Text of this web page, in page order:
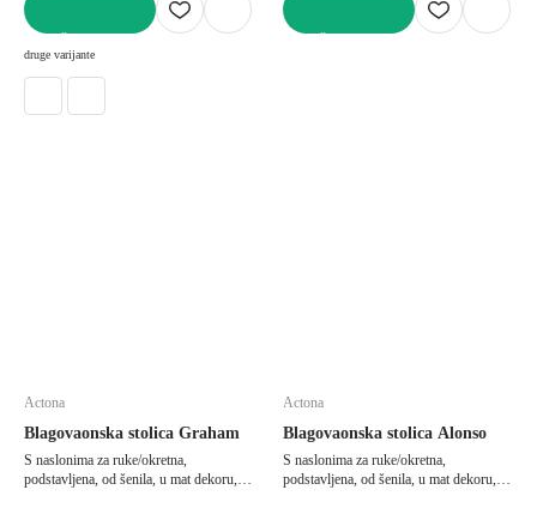
druge varijante
Actona
Blagovaonska stolica Graham
S naslonima za ruke/okretna,
podstavljena, od šenila, u mat dekoru,
Actona
Blagovaonska stolica Alonso
S naslonima za ruke/okretna,
podstavljena, od šenila, u mat dekoru,